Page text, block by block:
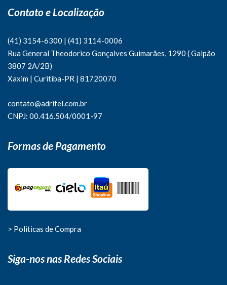
Contato e Localização
(41) 3154-6300 | (41) 3114-0006
Rua General Theodorico Gonçalves Guimarães, 1290 ( Galpão
3807 2A/2B)
Xaxim | Curitiba-PR | 81720070
contato@adrifel.com.br
CNPJ: 00.416.504/0001-97
Formas de Pagamento
> Politicas de Compra
Siga-nos nas Redes Sociais